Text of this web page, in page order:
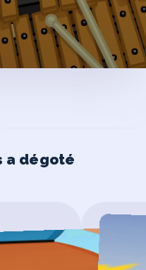
a dégoté